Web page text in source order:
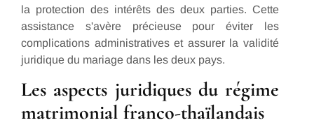
la protection des intérêts des deux parties. Cette
assistance s'avère précieuse pour éviter les
complications administratives et assurer la validité
juridique du mariage dans les deux pays.
Les aspects juridiques du régime
matrimonial franco-thaïlandais